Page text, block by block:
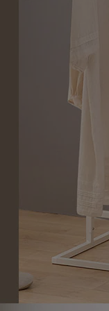
り、床へのキズ付き
ング（粉体塗装）を
ます。
家具のような味わい